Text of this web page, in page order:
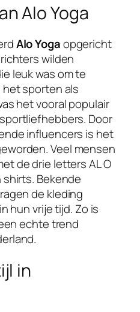
Alo Yoga
Alo Yogaopgericht
wilden
leuk was om te
sporten als
het vooral populair
Door
influencers is het
Veel mensen
de drie letters AL O
Bekende
de kleding
hun vrije tijd. Zo is
echte trend
in